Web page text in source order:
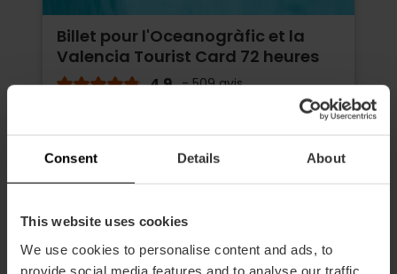
Consent Details About
This website uses cookies
We use cookies to personalise content and ads, to
provide social media features and to analyse our traffic.
Billet pour l'Oceanogràfic et la
Valencia Tourist Card 72 heures
4.9 - 509 avis
Transport